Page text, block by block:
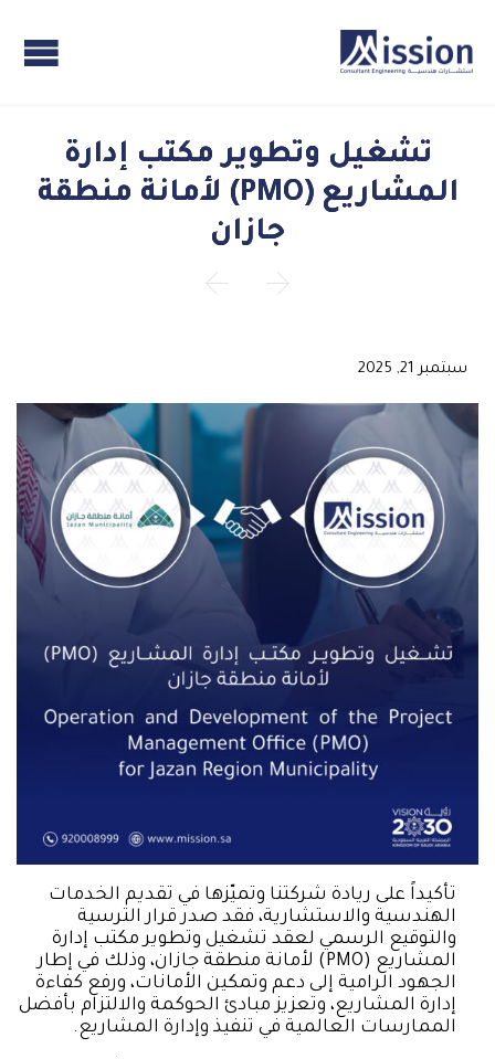
تشغيل وتطوير مكتب إدارة
المشاريع (PMO) لأمانة منطقة
جازان


سبتمبر 21, 2025
تأكيداً على ريادة شركتنا وتميّزها في تقديم الخدمات
الهندسية والاستشارية، فقد صدر قرار الترسية
والتوقيع الرسمي لعقد تشغيل وتطوير مكتب إدارة
المشاريع (PMO) لأمانة منطقة جازان، وذلك في إطار
الجهود الرامية إلى دعم وتمكين الأمانات، ورفع كفاءة
إدارة المشاريع، وتعزيز مبادئ الحوكمة والالتزام بأفضل
الممارسات العالمية في تنفيذ وإدارة المشاريع.